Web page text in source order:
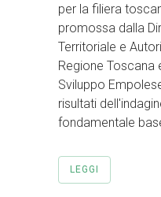
per la filiera
promossa dalla
Territoriale e
Regione Toscana
Sviluppo
risultati
fondamentale
LEGGI